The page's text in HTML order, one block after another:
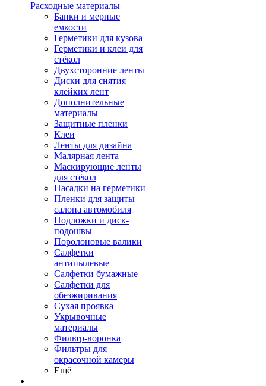
Расходные материалы
Банки и мерные
емкости
Герметики для кузова
Герметики и клеи для
стёкол
Двухсторонние ленты
Диски для снятия
клейких лент
Дополнительные
материалы
Защитные пленки
Клеи
Ленты для дизайна
Малярная лента
Маскирующие ленты
для стёкол
Насадки на герметики
Пленки для защиты
салона автомобиля
Подложки и диск-
подошвы
Поролоновые валики
Салфетки
антипылевые
Салфетки бумажные
Салфетки для
обезжиривания
Сухая проявка
Укрывочные
материалы
Фильтр-воронка
Фильтры для
окрасочной камеры
Ещё